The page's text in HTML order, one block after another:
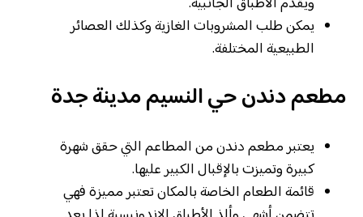
يمكن طلب المشروبات الغازية وكذلك العصائر
الطبيعية المختلفة.
مطعم دندن حي النسيم مدينة جدة
يعتبر مطعم دندن من المطاعم التي حقق شهرة
كبيرة وتميزت بالإقبال الكبير عليها.
قائمة الطعام الخاصة بالمكان تعتبر مميزة فهي